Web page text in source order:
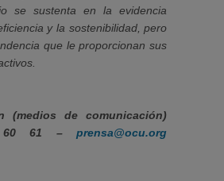
se sustenta en la evidencia
y la sostenibilidad, pero
que le proporcionan sus
(medios de comunicación)
60 61 –prensa@ocu.org